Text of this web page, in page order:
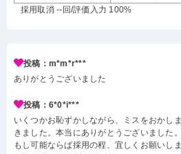
採用取消 --回/評価入力 100%
投稿：m*m*r***
ありがとうございました
投稿：6*0*i***
いくつかお恥ずかしながら、ミスをおかし
きました。本当にありがとうございました
もし可能ならば採用の程、宜しくお願いし